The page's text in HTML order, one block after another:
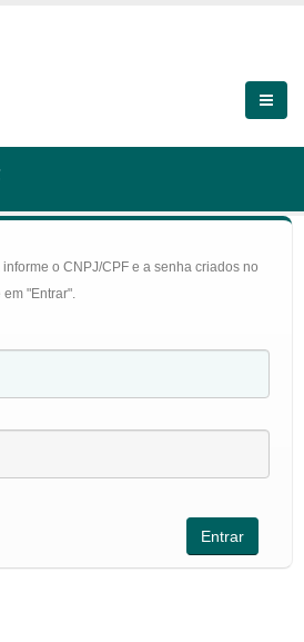
informe o CNPJ/CPF e a senha criados no
"Entrar".